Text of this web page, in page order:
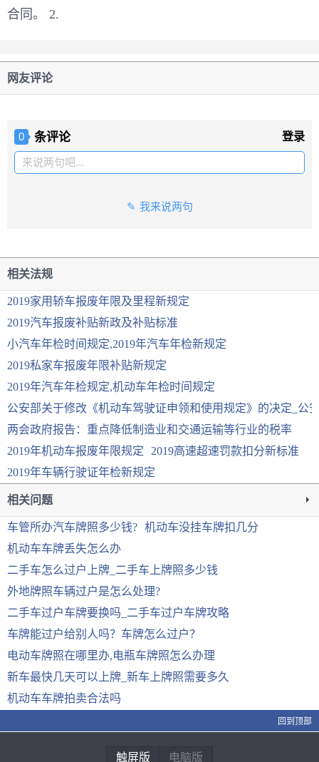
合同。 2.
网友评论
0 条评论 登录
来说两句吧...
我来说两句
相关法规
2019家用轿车报废年限及里程新规定
2019汽车报废补贴新政及补贴标准
小汽车年检时间规定,2019年汽车年检新规定
2019私家车报废年限补贴新规定
2019年汽车年检规定,机动车年检时间规定
公安部关于修改《机动车驾驶证申领和使用规定》的决定_公
两会政府报告：重点降低制造业和交通运输等行业的税率
2019年机动车报废年限规定
2019高速超速罚款扣分新标准
2019年车辆行驶证年检新规定
相关问题
车管所办汽车牌照多少钱? 机动车没挂车牌扣几分
机动车车牌丢失怎么办
二手车怎么过户上牌_二手车上牌照多少钱
外地牌照车辆过户是怎么处理?
二手车过户车牌要换吗_二手车过户车牌攻略
车牌能过户给别人吗？车牌怎么过户？
电动车牌照在哪里办,电瓶车牌照怎么办理
新车最快几天可以上牌_新车上牌照需要多久
机动车车牌拍卖合法吗
回到顶部
触屏版 电脑版